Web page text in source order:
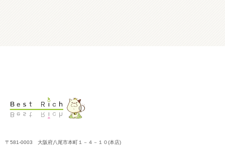
〒581-0003 大阪府八尾市本町１－４－１０(本店)